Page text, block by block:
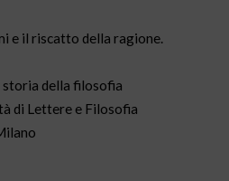
e il riscatto della ragione.
storia della filosofia
di Lettere e Filosofia